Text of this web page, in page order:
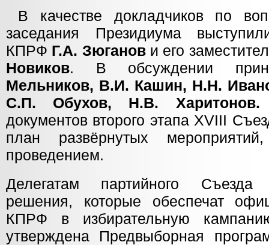
В качестве докладчиков по
заседания Президиума
КПРФ Г.А. Зюганов и его
Новиков. В обсуждении
Мельников, В.И. Кашин, Н.Н.
С.П. Обухов, Н.В. Харитонов.
документов второго этапа XVIII
план развёрнутых
проведением.
Делегатам партийного Съезда
решения, которые обеспечат
КПРФ в избирательную
утверждена Предвыборная